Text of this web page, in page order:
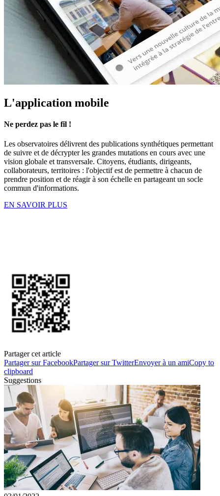
L'application mobile
Ne perdez pas le fil !
Les observatoires délivrent des publications synthétiques permettant
de suivre et de décrypter les grandes mutations en cours avec une
vision globale et transversale. Citoyens, étudiants, dirigeants,
collaborateurs, territoires : l'objectif est de permettre à chacun de
prendre position et de réagir à son échelle en partageant un socle
commun d'informations.
EN SAVOIR PLUS
Partager cet article
Partager sur FacebookPartager sur TwitterEnvoyer à un amiCopy to
clipboard
Suggestions